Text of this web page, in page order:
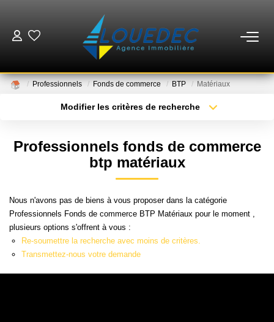
MISE EN VENTE
NOTRE AGENCE
Qui Sommes Nous
Professionnels Fonds de commerce BTP Matériaux
Modifier les critères de recherche
Type de bien
Surface min
Créer une alerte
Professionnels fonds de commerce
btp matériaux
Nous n'avons pas de biens à vous proposer dans la catégorie
Professionnels Fonds de commerce BTP Matériaux pour le moment ,
plusieurs options s'offrent à vous :
Re-soumettre la recherche avec moins de critères.
Transmettez-nous votre demande